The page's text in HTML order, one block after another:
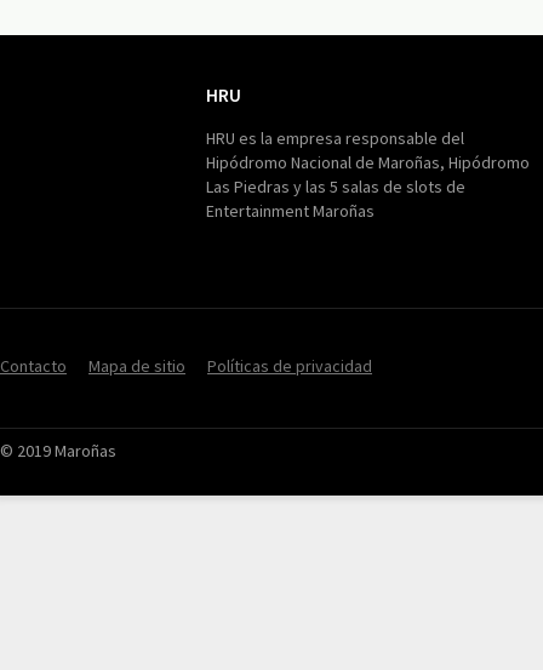
HRU
HRU es la empresa responsable del
Hipódromo Nacional de Maroñas, Hipódromo
Las Piedras y las 5 salas de slots de
Entertainment Maroñas
Contacto Mapa de sitio Políticas de privacidad
© 2019 Maroñas